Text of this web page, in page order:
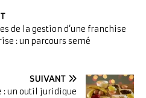
de la gestion d’une franchise
: un parcours semé
SUIVANT
: un outil juridique